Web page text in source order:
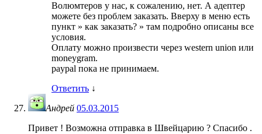
Волюмтеров у нас, к сожалению, нет. А адептер
можете без проблем заказать. Вверху в меню есть
пункт » как заказать? » там подробно описаны все
условия.
Оплату можно произвести через western union или
moneygram.
paypal пока не принимаем.
Ответить ↓
Андрей 05.03.2015
Привет ! Возможна отправка в Швейцарию ? Спасибо .